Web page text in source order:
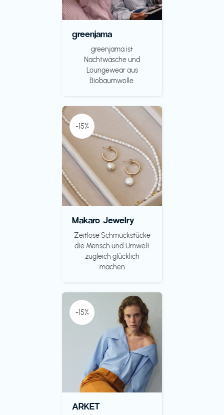
greenjama
greenjama ist
Nachtwäsche und
Loungewear aus
Biobaumwolle.
-15%
Makaro Jewelry
Zeitlose Schmuckstücke
die Mensch und Umwelt
zugleich glücklich
machen
-15%
ARKET